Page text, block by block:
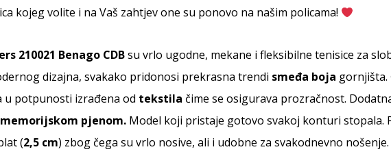
kojeg volite i na Vaš zahtjev one su ponovo na našim policama!
210021 Benago CDBsu vrlo ugodne, mekane i fleksibilne tenisice za
dizajna, svakako pridonosi prekrasna trendi smeđa boja gornjišta.
u potpunosti izrađena od tekstila čime se osigurava prozračnost.
memorijskom pjenom. Model koji pristaje gotovo svakoj konturi stopala.
(2,5 cm) zbog čega su vrlo nosive, ali i udobne za svakodnevno